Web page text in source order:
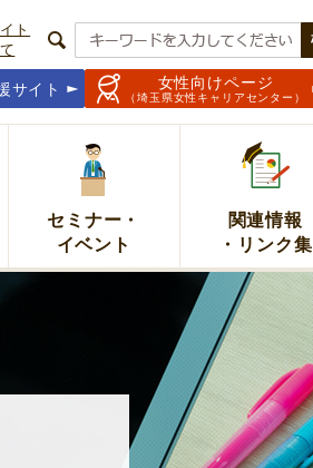
ト
サイト 女性向けページ
（埼玉県女性キャリアセンター）
セミナー・
イベント
関連情報
・リンク集